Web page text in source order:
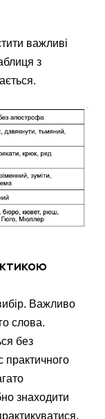
важливі
з
Важливо
слова.
без
знаходити